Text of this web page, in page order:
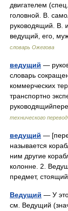
двигателем
головной. В.
руководящий. В.
ведущий, его,
словарь Ожегова
ведущий —
словарь
коммерческих
транспортно
технического
ведущий —
называется
ним другие
колонне. 2.
предмет,
Ведущий — У
см. Ведущий